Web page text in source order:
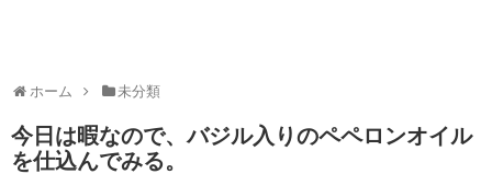
ホーム 未分類
今日は暇なので、バジル入りのペペロンオイル
を仕込んでみる。